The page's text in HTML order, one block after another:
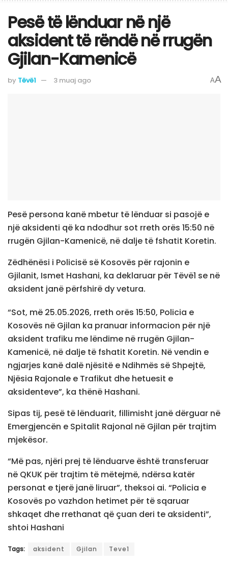
Pesë të lënduar në një
aksident të rëndë në rrugën
Gjilan-Kamenicë
by Tëvë1 3 muaj ago AA
Pesë persona kanë mbetur të lënduar si pasojë e
një aksidenti që ka ndodhur sot rreth orës 15:50 në
rrugën Gjilan-Kamenicë, në dalje të fshatit Koretin.
Zëdhënësi i Policisë së Kosovës për rajonin e
Gjilanit, Ismet Hashani, ka deklaruar për Tëvë1 se në
aksident janë përfshirë dy vetura.
“Sot, më 25.05.2026, rreth orës 15:50, Policia e
Kosovës në Gjilan ka pranuar informacion për një
aksident trafiku me lëndime në rrugën Gjilan-
Kamenicë, në dalje të fshatit Koretin. Në vendin e
ngjarjes kanë dalë njësitë e Ndihmës së Shpejtë,
Njësia Rajonale e Trafikut dhe hetuesit e
aksidenteve”, ka thënë Hashani.
Sipas tij, pesë të lënduarit, fillimisht janë dërguar në
Emergjencën e Spitalit Rajonal në Gjilan për trajtim
mjekësor.
“Më pas, njëri prej të lënduarve është transferuar
në QKUK për trajtim të mëtejmë, ndërsa katër
personat e tjerë janë liruar”, theksoi ai. “Policia e
Kosovës po vazhdon hetimet për të sqaruar
shkaqet dhe rrethanat që çuan deri te aksidenti”,
shtoi Hashani
Tags: aksident Gjilan Teve1